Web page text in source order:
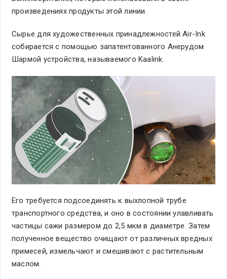
произведениях продукты этой линии.
Сырье для художественных принадлежностей Air-Ink
собирается с помощью запатентованного Анерудом
Шармой устройства, называемого Kaalink.
Его требуется подсоединять к выхлопной трубе
транспортного средства, и оно в состоянии улавливать
частицы сажи размером до 2,5 мкм в диаметре. Затем
полученное вещество очищают от различных вредных
примесей, измельчают и смешивают с растительным
маслом.